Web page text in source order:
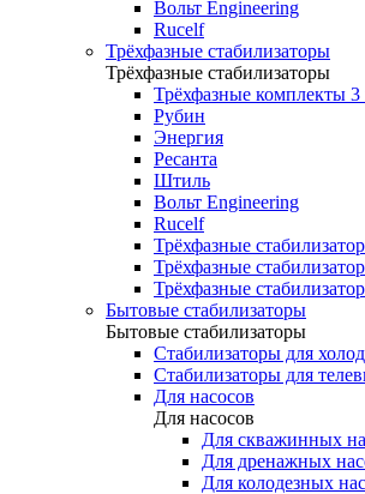
Вольт Engineering
Rucelf
Трёхфазные стабилизаторы
Трёхфазные стабилизаторы
Трёхфазные комплекты 3
Рубин
Энергия
Ресанта
Штиль
Вольт Engineering
Rucelf
Трёхфазные
Трёхфазные
Трёхфазные
Бытовые стабилизаторы
Бытовые стабилизаторы
Стабилизаторы для
Стабилизаторы для
Для насосов
Для насосов
Для скважинных
Для дренажных
Для колодезных